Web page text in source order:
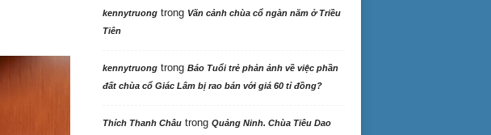
kennytruongtrong Vãn cảnh chùa cổ ngàn năm ở Triều
Tiên
kennytruongtrong Báo Tuổi trẻ phản ảnh về việc phần
đất chùa cổ Giác Lâm bị rao bán với giá 60 tỉ đồng?
Thích Thanh Châutrong Quảng Ninh. Chùa Tiêu Dao